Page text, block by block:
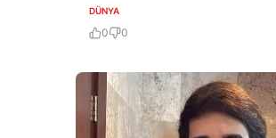
DÜNYA
0 0